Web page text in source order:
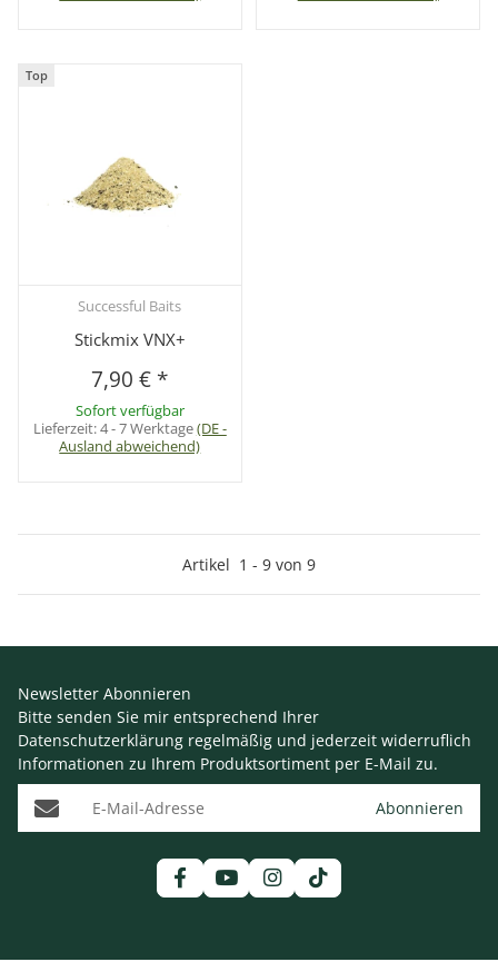
Top
Successful Baits
Stickmix VNX+
7,90 € *
Sofort verfügbar
Lieferzeit:4 - 7 Werktage(DE -
Ausland abweichend)
Artikel 1 - 9 von 9
Newsletter Abonnieren
Bitte senden Sie mir entsprechend Ihrer
Datenschutzerklärung regelmäßig und jederzeit widerruflich
Informationen zu Ihrem Produktsortiment per E-Mail zu.
E-Mail-Adresse Abonnieren